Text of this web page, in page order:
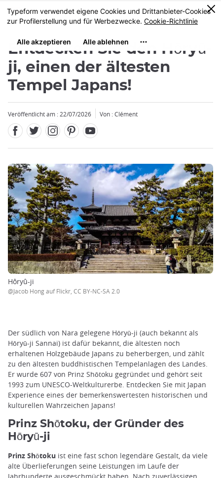
Größe
MENU
0
Entdecken Sie den Hōryū-
ji, einen der ältesten
Tempel Japans!
Veröffentlicht am : 22/07/2026 Von : Clément
Hôryû-ji
@Jacob Hong auf Flickr, CC BY-NC-SA 2.0
Der südlich von Nara gelegene Hōryū-ji (auch bekannt als
Hōryū-ji Sannai) ist dafür bekannt, die ältesten noch
erhaltenen Holzgebäude Japans zu beherbergen, und zählt
zu den ältesten buddhistischen Tempelanlagen des Landes.
Er wurde 607 von Prinz Shōtoku gegründet und gehört seit
1993 zum UNESCO-Weltkulturerbe. Entdecken Sie mit Japan
Experience eines der bemerkenswertesten historischen und
kulturellen Wahrzeichen Japans!
Prinz Shōtoku, der Gründer des
Hōryū-ji
Prinz Shōtoku ist eine fast schon legendäre Gestalt, da viele
alte Überlieferungen seine Leistungen im Laufe der
Jahrhunderte ausgeschmückt haben. Nach zuverlässigen